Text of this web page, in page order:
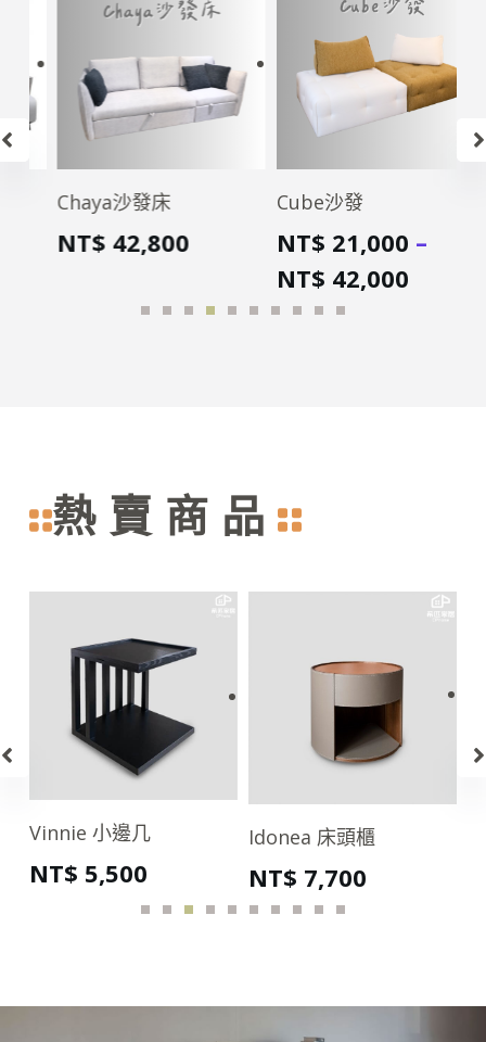
Chaya沙發床
NT$42,800
Cube沙發
NT$21,000–
NT$42,000
熱賣商品
Idonea 床頭櫃
NT$ 7,700
Diamond 床台
NT$ 18,500
NT$29,200